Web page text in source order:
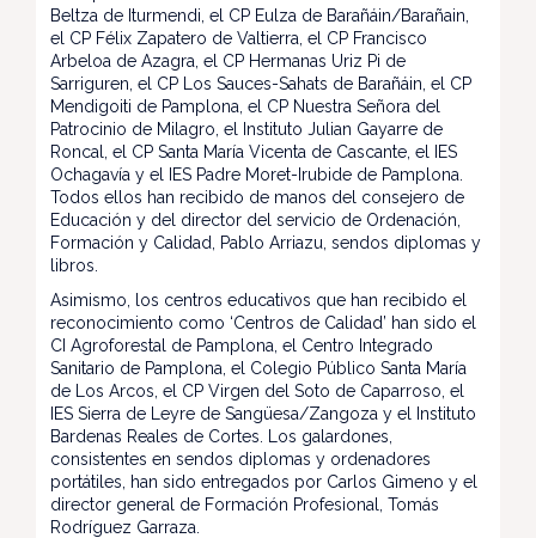
Beltza de Iturmendi, el CP Eulza de Barañáin/Barañain,
el CP Félix Zapatero de Valtierra, el CP Francisco
Arbeloa de Azagra, el CP Hermanas Uriz Pi de
Sarriguren, el CP Los Sauces-Sahats de Barañáin, el CP
Mendigoiti de Pamplona, el CP Nuestra Señora del
Patrocinio de Milagro, el Instituto Julian Gayarre de
Roncal, el CP Santa María Vicenta de Cascante, el IES
Ochagavía y el IES Padre Moret-Irubide de Pamplona.
Todos ellos han recibido de manos del consejero de
Educación y del director del servicio de Ordenación,
Formación y Calidad, Pablo Arriazu, sendos diplomas y
libros.
Asimismo, los centros educativos que han recibido el
reconocimiento como ‘Centros de Calidad’ han sido el
CI Agroforestal de Pamplona, el Centro Integrado
Sanitario de Pamplona, el Colegio Público Santa María
de Los Arcos, el CP Virgen del Soto de Caparroso, el
IES Sierra de Leyre de Sangüesa/Zangoza y el Instituto
Bardenas Reales de Cortes. Los galardones,
consistentes en sendos diplomas y ordenadores
portátiles, han sido entregados por Carlos Gimeno y el
director general de Formación Profesional, Tomás
Rodríguez Garraza.